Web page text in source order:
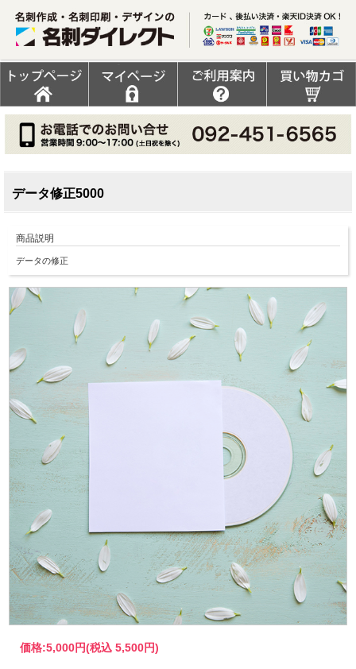
データ修正5000
商品説明
データの修正
価格:5,000円(税込 5,500円)